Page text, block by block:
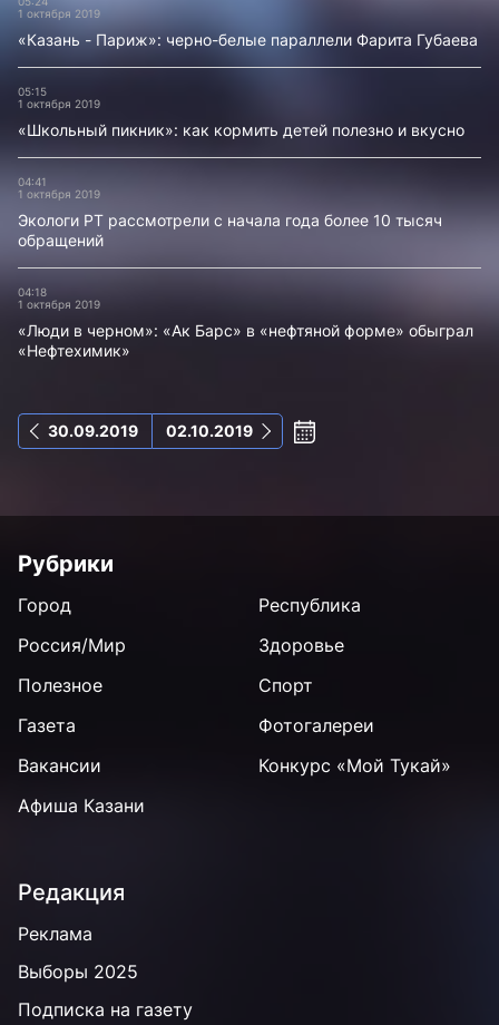
1 октября 2019
«Казань - Париж»: черно-белые параллели Фарита Губаева
05:15
1 октября 2019
«Школьный пикник»: как кормить детей полезно и вкусно
04:41
1 октября 2019
Экологи РТ рассмотрели с начала года более 10 тысяч
обращений
04:18
1 октября 2019
«Люди в черном»: «Ак Барс» в «нефтяной форме» обыграл
«Нефтехимик»
30.09.2019 02.10.2019
Рубрики
Город
Республика
Россия/Мир
Здоровье
Полезное
Спорт
Газета
Фотогалереи
Вакансии
Конкурс «Мой Тукай»
Афиша Казани
Редакция
Реклама
Выборы 2025
Подписка на газету